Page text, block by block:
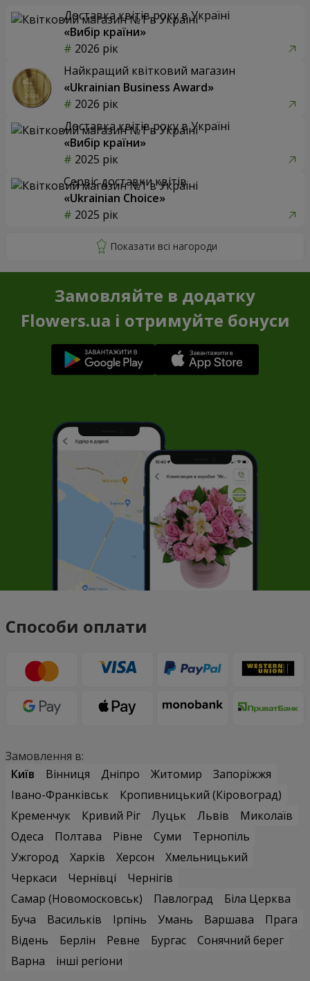
Доставка квітів року в Україні
«Вибір країни»
2026 рік
Найкращий квітковий магазин
«Ukrainian Business Award»
2026 рік
Доставка квітів року в Україні
«Вибір країни»
2025 рік
Сервіс доставки квітів
«Ukrainian Choice»
2025 рік
Замовляйте в додатку
Flowers.ua і отримуйте бонуси
Способи оплати
Замовлення в:
Київ
Вінниця Дніпро Житомир
Запоріжжя
Івано-Франківськ
Кропивницький (Кіровоград)
Кременчук
Кривий Ріг Луцьк Львів
Миколаїв
Одеса
Полтава Рівне Суми
Тернопіль
Ужгород
Харків Херсон
Хмельницький
Черкаси
Чернівці
Чернігів
Самар (Новомосковськ)
Павлоград
Біла Церква
Буча
Васильків Ірпінь Умань Варшава
Прага
Відень
Берлін Ревне Бургас
Сонячний берег
Варна
інші регіони